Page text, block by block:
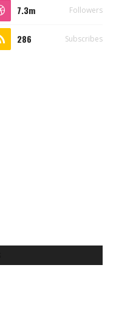
7.3m Followers
286 Subscribes